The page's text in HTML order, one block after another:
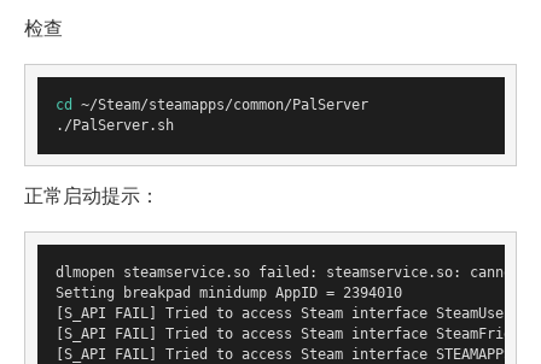
检查
cd
~/Steam/steamapps/common/PalServer
./PalServer.sh
正常启动提示：
dlmopen steamservice.so failed: steamservice.so:
Setting breakpad minidump AppID = 2394010
[S_API FAIL] Tried to access Steam interface
[S_API FAIL] Tried to access Steam interface
[S_API FAIL] Tried to access Steam interface